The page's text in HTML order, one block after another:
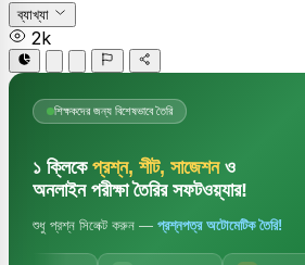
ব্যাখ্যা
2k
শিক্ষকদের জন্য বিশেষভাবে তৈরি
১ ক্লিকে প্রশ্ন, শীট, সাজেশনও
অনলাইন পরীক্ষা তৈরির সফটওয়্যার!
শুধু প্রশ্ন সিলেক্ট করুন — প্রশ্নপত্র অটোমেটিক তৈরি!